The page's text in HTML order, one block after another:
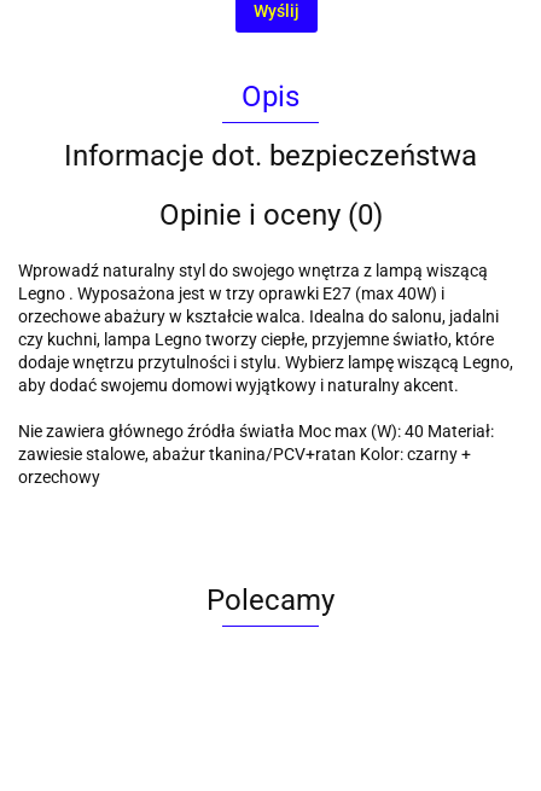
Wyślij
Opis
Informacje dot. bezpieczeństwa
Opinie i oceny (0)
Wprowadź naturalny styl do swojego wnętrza z lampą wiszącą
Legno . Wyposażona jest w trzy oprawki E27 (max 40W) i
orzechowe abażury w kształcie walca. Idealna do salonu, jadalni
czy kuchni, lampa Legno tworzy ciepłe, przyjemne światło, które
dodaje wnętrzu przytulności i stylu. Wybierz lampę wiszącą Legno,
aby dodać swojemu domowi wyjątkowy i naturalny akcent.
Nie zawiera głównego źródła światła Moc max (W): 40 Materiał:
zawiesie stalowe, abażur tkanina/PCV+ratan Kolor: czarny +
orzechowy
Polecamy